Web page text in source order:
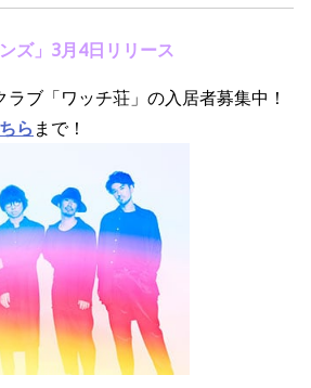
ズ」3月4日リリース
ブ「ワッチ荘」の入居者募集中！
ら まで！